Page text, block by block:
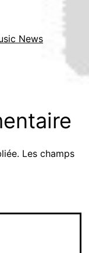
News
Les champs